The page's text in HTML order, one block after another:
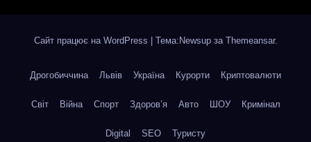
Сайт працює на WordPress Тема:Newsup за Themeansar.
Дрогобиччина Львів Україна Курорти Криптовалюти
Світ Війна Спорт Здоров’я Авто ШОУ Кримінал
Digital SEO Туристу